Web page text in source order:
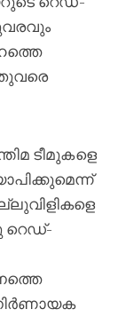
ടീമുകളെ
റെഡ്-